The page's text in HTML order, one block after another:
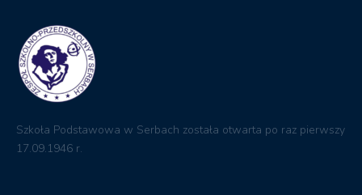
Szkoła Podstawowa w Serbach została otwarta po raz pierwszy
17.09.1946 r.